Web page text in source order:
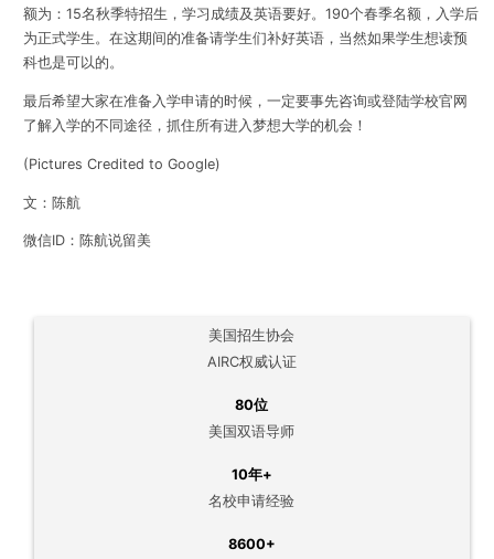
额为：15名秋季特招生，学习成绩及英语要好。190个春季名额，入学后
为正式学生。在这期间的准备请学生们补好英语，当然如果学生想读预
科也是可以的。
最后希望大家在准备入学申请的时候，一定要事先咨询或登陆学校官网
了解入学的不同途径，抓住所有进入梦想大学的机会！
(Pictures Credited to Google)
文：陈航
微信ID：陈航说留美
美国招生协会
AIRC权威认证
80位
美国双语导师
10年+
名校申请经验
8600+